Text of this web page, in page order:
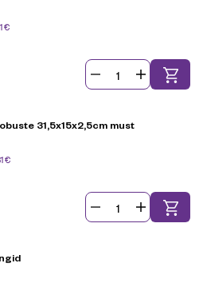
€
31,5x15x2,5cm must
€